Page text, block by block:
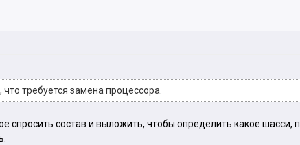
требуется замена процессора.
спросить состав и выложить, чтобы определить какое шасси,